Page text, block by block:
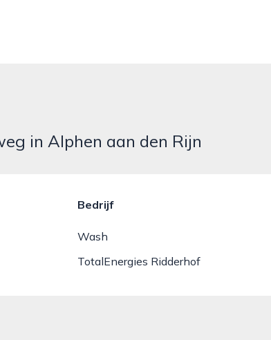
in Alphen aan den Rijn
Bedrijf
Wash
TotalEnergies Ridderhof